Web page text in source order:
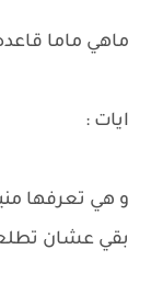
ماهي ماما
ايات :
و هي تعرفها
بقي عشان